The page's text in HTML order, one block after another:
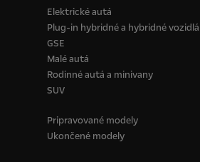
Elektrické autá
Plug-in hybridné a hybridné vozidlá
GSE
Malé autá
Rodinné autá a minivany
SUV
Pripravované modely
Ukončené modely